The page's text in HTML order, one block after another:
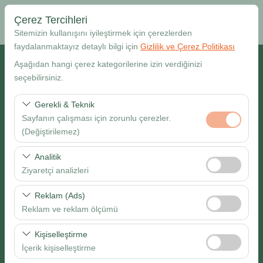
Çerez Tercihleri
Sitemizin kullanışını iyileştirmek için çerezlerden
faydalanmaktayız detaylı bilgi için Gizlilik ve Çerez Politikası
Aşağıdan hangi çerez kategorilerine izin verdiğinizi
seçebilirsiniz.
Gerekli & Teknik
Sayfanın çalışması için zorunlu çerezler.
(Değiştirilemez)
Bu çerezler sitenin doğru şekilde çalışması, güvenlik,
oturum yönetimi ve temel işlevler için gereklidir. Devre
dışı bırakılamaz.
Analitik
Ziyaretçi analizleri
Bu çerezler, sitemizin nasıl kullanıldığını (ziyaretçi sayısı,
en çok ziyaret edilen sayfalar, kullanıcı davranışları)
analiz etmemizi sağlar. Bu veriler, web sitesi
performansını ölçmek ve kullanıcı deneyimini sürekli
iyileştirmek için kullanılır.
Reklam (Ads)
Reklam ve reklam ölçümü
Bu çerezler, size ilgi alanlarınıza uygun kişiselleştirilmiş
reklamlar göstermemize ve reklam kampanyalarımızın
etkinliğini (gösterim sayısı, tıklama oranı) ölçmemize
Kişiselleştirme
İçerik kişiselleştirme
Alış Lokasyonu
Farklı yerde bırakmak istiyorum
Alış Tarih & Saat
Bırakış Tarih & Saat
09:00
Ara